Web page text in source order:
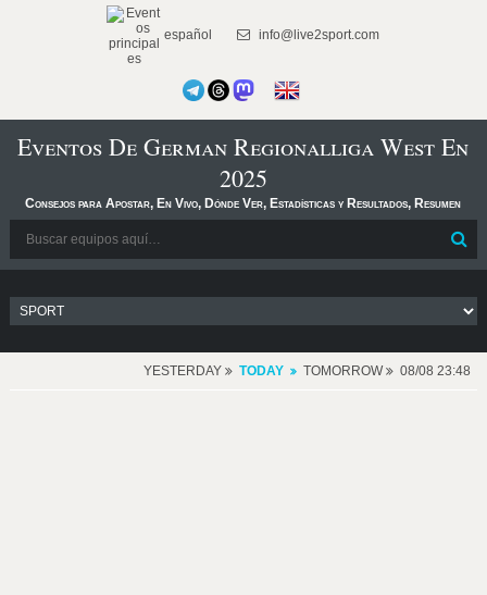
español info@live2sport.com
Eventos De German Regionalliga West En
2025
Consejos para Apostar, En Vivo, Dónde Ver, Estadísticas y Resultados, Resumen
YESTERDAY TODAY TOMORROW 08/08 23:48